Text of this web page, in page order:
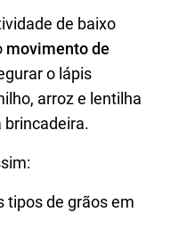
de baixo
movimento de
o lápis
arroz e lentilha
brincadeira.
tipos de grãos em